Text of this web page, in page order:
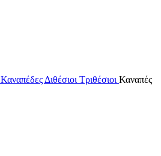
Καναπέδες Διθέσιοι Τριθέσιοι Καναπές